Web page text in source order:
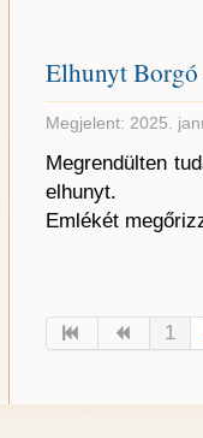
Elhunyt Borgó
Megjelent: 2025.
Megrendülten
elhunyt.
Emlékét
1